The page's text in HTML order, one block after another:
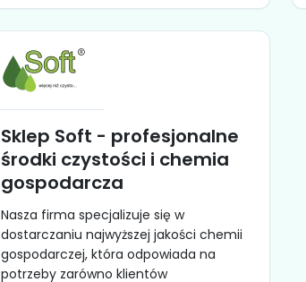
Sklep Soft - profesjonalne
środki czystości i chemia
gospodarcza
Nasza firma specjalizuje się w
dostarczaniu najwyższej jakości chemii
gospodarczej, która odpowiada na
potrzeby zarówno klientów